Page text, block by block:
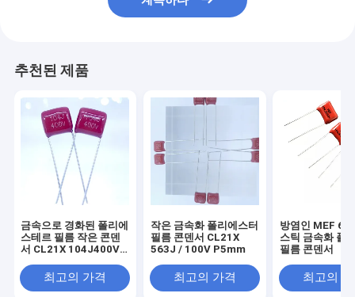
추천된 제품
금속으로 경화된 폴리에
스테르 필름 작은 콘덴
서 CL21X 104J400V
최고의 가격
작은 금속화 폴리에스터
필름 콘덴서 CL21X
563J / 100V P5mm
최고의 가격
방염인 MEF
스틱 금속화 폴
필름 콘덴서
최고의